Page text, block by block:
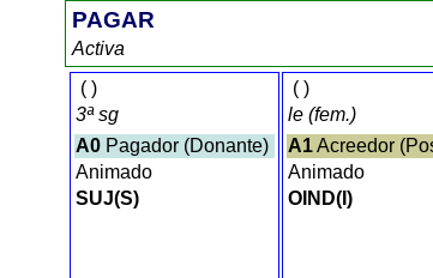
PAGAR
Activa
( )
3ª sg
A0 Pagador (Donante)
Animado
SUJ(S)
( )
le (fem.)
A1Acreedor
Animado
OIND(I)